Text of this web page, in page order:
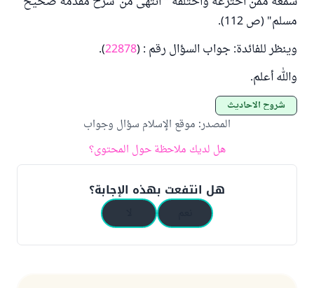
مسلم" (ص 112).
وينظر للفائدة: جواب السؤال رقم : (22878
).
والله أعلم.
شروح الأحاديث
المصدر: موقع الإسلام سؤال وجواب
هل لديك ملاحظة حول المحتوى؟
هل انتفعت بهذه الإجابة؟